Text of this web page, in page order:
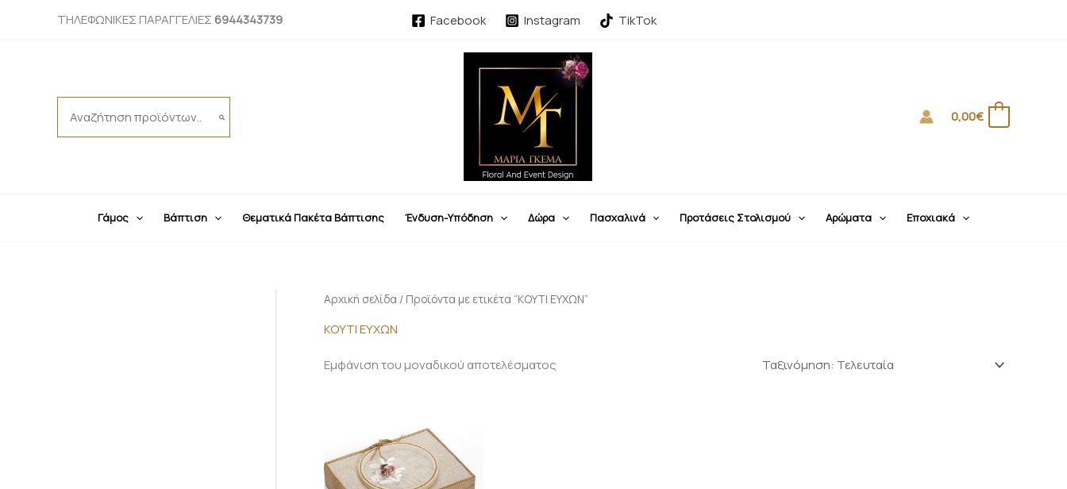
ΤΗΛΕΦΩΝΙΚΕΣ ΠΑΡΑΓΓΕΛΙΕΣ 6944343739 Facebook Instagram TikTok
for:
0,00€
Γάμος Βάπτιση Θεματικά Πακέτα Βάπτισης Ένδυση-Υπόδηση Δώρα Πασχαλινά Προτάσεις Στολισμού Αρώματα Εποχιακά
Αρχική σελίδα / Προϊόντα με ετικέτα “ΚΟΥΤΙ ΕΥΧΩΝ”
ΚΟΥΤΙ ΕΥΧΩΝ
Εμφάνιση του μοναδικού αποτελέσματος